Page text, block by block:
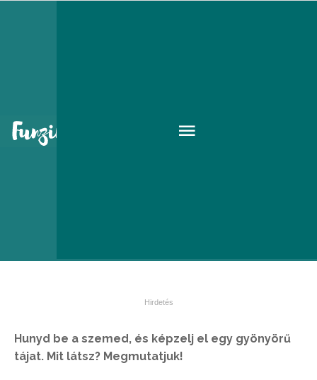
Hunyd be a szemed, és képzelj el egy gyönyörű
tájat. Mit látsz? Megmutatjuk!